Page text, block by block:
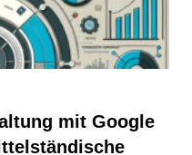
mit Google